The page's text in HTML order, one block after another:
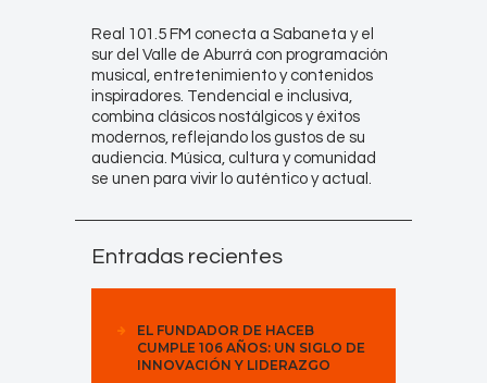
Real 101.5 FM conecta a Sabaneta y el
sur del Valle de Aburrá con programación
musical, entretenimiento y contenidos
inspiradores. Tendencial e inclusiva,
combina clásicos nostálgicos y éxitos
modernos, reflejando los gustos de su
audiencia. Música, cultura y comunidad
se unen para vivir lo auténtico y actual.
Entradas recientes
EL FUNDADOR DE HACEB
CUMPLE 106 AÑOS: UN SIGLO DE
INNOVACIÓN Y LIDERAZGO